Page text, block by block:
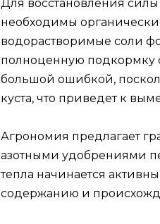
Для восстановления
необходимы
водорастворимые соли
полноценную подкормку
большой ошибкой,
куста, что приведет к
Агрономия предлагает
азотными удобрениями
тепла начинается
содержанию и